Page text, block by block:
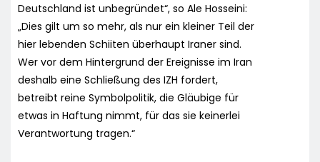
Deutschland ist unbegründet“, so Ale Hosseini:
„Dies gilt um so mehr, als nur ein kleiner Teil der
hier lebenden Schiiten überhaupt Iraner sind.
Wer vor dem Hintergrund der Ereignisse im Iran
deshalb eine Schließung des IZH fordert,
betreibt reine Symbolpolitik, die Gläubige für
etwas in Haftung nimmt, für das sie keinerlei
Verantwortung tragen.“